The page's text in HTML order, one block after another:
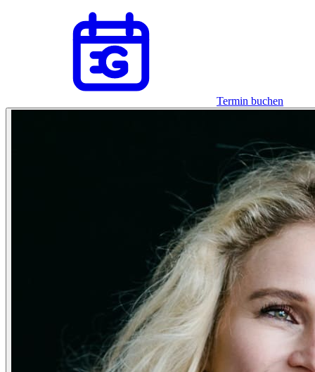
Termin buchen